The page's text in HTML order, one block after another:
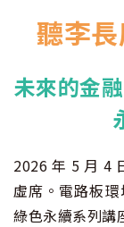
聽李
未來的金
2026 年 5 月 4
虛席。電路板
綠色永續系列講